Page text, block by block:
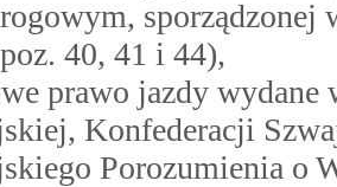
sporządzonej
40, 41 i 44),
prawo jazdy
Konfederacji
Porozumienia o